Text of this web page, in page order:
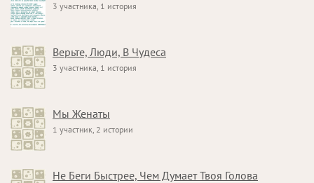
3 участника, 1 история
Верьте, Люди, В Чудеса
3 участника, 1 история
Мы Женаты
1 участник, 2 истории
Не Беги Быстрее, Чем Думает Твоя Голова